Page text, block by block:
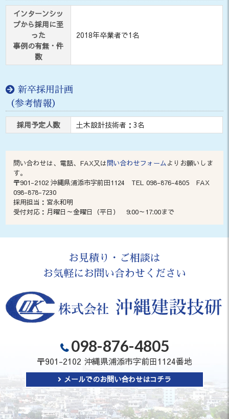
インターンシッ
プから採用に至
った
事例の有無・件
数
2018年卒業者で1名
新卒採用計画
（参考情報）
採用予定人数 土木設計技術者：3名
問い合わせは、電話、FAX又は問い合わせフォームよりお願いしま
す。
〒901-2102 沖縄県浦添市字前田1124 TEL 098-876-4805 FAX
098-878-7230
採用担当：宮永和明
受付対応：月曜日～金曜日（平日） 9:00～17:00まで
お見積り・ご相談は
お気軽にお問い合わせください
098-876-4805
〒901-2102 沖縄県浦添市字前田1124番地
メールでのお問い合わせはコチラ